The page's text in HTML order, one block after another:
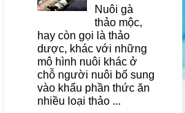
Nuôi gà
thảo mộc,
hay còn gọi là thảo
dược, khác với những
mô hình nuôi khác ở
chỗ người nuôi bổ sung
vào khẩu phần thức ăn
nhiều loại thảo ...